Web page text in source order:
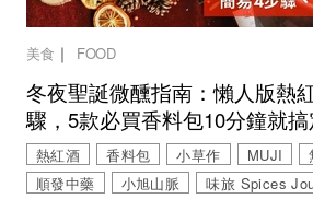
美食 ｜ FOOD
冬夜聖誕微醺指南：懶人版熱
驟，5款必買香料包10分鐘就搞
熱紅酒 香料包 小草作 MUJI
順發中藥
小旭山脈 味旅 Spices